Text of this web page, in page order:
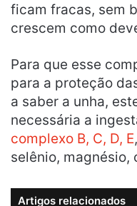
ficam fracas, sem
crescem como
Para que esse
para a proteção
a saber a unha,
necessária a
complexo B, C, D, E
selênio, magnésio,
Artigos relacionados